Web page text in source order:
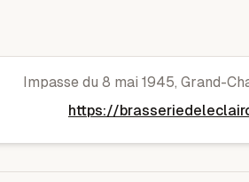
Impasse du 8 mai 1945, Grand-
https://